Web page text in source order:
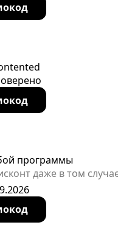
программы
даже в том